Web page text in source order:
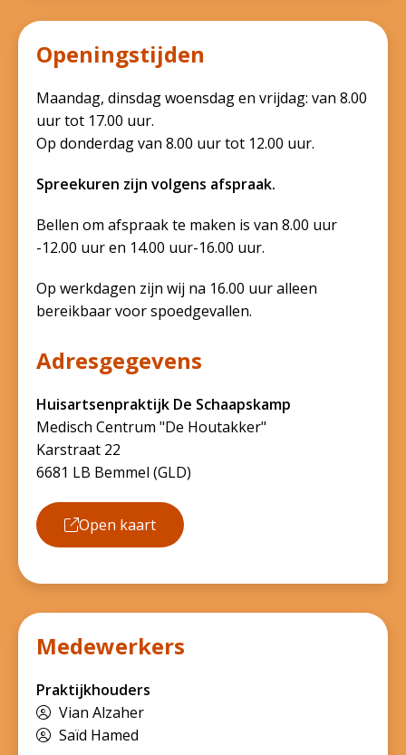
Openingstijden
Maandag, dinsdag woensdag en vrijdag: van 8.00
uur tot 17.00 uur.
Op donderdag van 8.00 uur tot 12.00 uur.
Spreekuren zijn volgens afspraak.
Bellen om afspraak te maken is van 8.00 uur
-12.00 uur en 14.00 uur-16.00 uur.
Op werkdagen zijn wij na 16.00 uur alleen
bereikbaar voor spoedgevallen.
Adresgegevens
Huisartsenpraktijk De Schaapskamp
Medisch Centrum "De Houtakker"
Karstraat 22
6681 LB Bemmel (GLD)
Open kaart
Medewerkers
Praktijkhouders
Vian Alzaher
Saïd Hamed